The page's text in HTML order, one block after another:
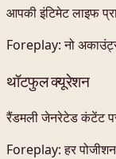
आपकी इंटिमेट लाइफ
Foreplay:नो
थॉटफुल क्यूरेशन
रैंडमली जेनरेटेड कंटेंट
Foreplay:हर